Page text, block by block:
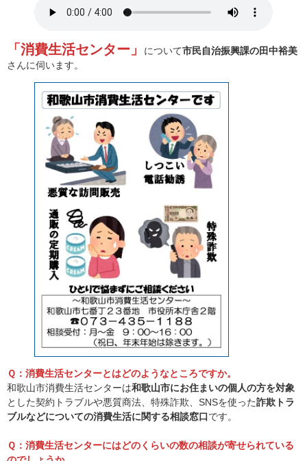
「消費生活センター」 について市民自治振興課の田中裕美
さんに伺います。
Ｑ：消費生活センターとはどのようなところですか。
和歌山市消費生活センターは和歌山市にお住まいの個人の方を対象
とした契約トラブルや悪質商法、特殊詐欺、SNSを使った詐欺トラ
ブルなどについての消費生活に関する相談窓口です。
Ｑ：消費生活センターにはどのくらいの数の相談が寄せられている